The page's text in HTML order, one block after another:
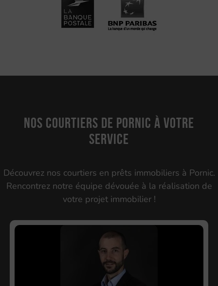
Nos courtiers de Pornic à votre
service
Découvrez nos courtiers en prêts immobiliers à Pornic.
Rencontrez notre équipe dévouée à la réalisation de
votre projet immobilier !